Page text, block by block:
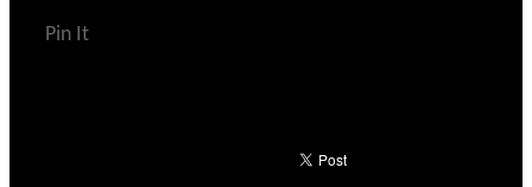
Pin It